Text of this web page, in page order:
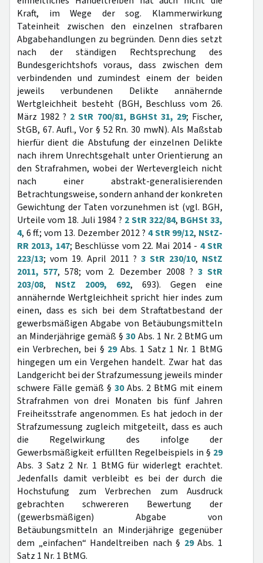
Kraft, im Wege der sog. Klammerwirkung
Tateinheit zwischen den einzelnen strafbaren
Abgabehandlungen zu begründen. Denn dies setzt
nach der ständigen Rechtsprechung des
Bundesgerichtshofs voraus, dass zwischen dem
verbindenden und zumindest einem der beiden
jeweils verbundenen Delikte annähernde
Wertgleichheit besteht (BGH, Beschluss vom 26.
März 1982 ? 2 StR 700/81, BGHSt 31, 29; Fischer,
StGB, 67. Aufl., Vor § 52 Rn. 30 mwN). Als Maßstab
hierfür dient die Abstufung der einzelnen Delikte
nach ihrem Unrechtsgehalt unter Orientierung an
den Strafrahmen, wobei der Wertevergleich nicht
nach einer abstrakt-generalisierenden
Betrachtungsweise, sondern anhand der konkreten
Gewichtung der Taten vorzunehmen ist (vgl. BGH,
Urteile vom 18. Juli 1984 ? 2 StR 322/84, BGHSt 33,
4, 6 ff.; vom 13. Dezember 2012 ? 4 StR 99/12, NStZ-
RR 2013, 147; Beschlüsse vom 22. Mai 2014 - 4 StR
223/13; vom 19. April 2011 ? 3 StR 230/10, NStZ
2011, 577, 578; vom 2. Dezember 2008 ? 3 StR
203/08, NStZ 2009, 692, 693). Gegen eine
annähernde Wertgleichheit spricht hier indes zum
einen, dass es sich bei dem Straftatbestand der
gewerbsmäßigen Abgabe von Betäubungsmitteln
an Minderjährige gemäß §30Abs. 1 Nr. 2 BtMG um
ein Verbrechen, bei § 29Abs. 1 Satz 1 Nr. 1 BtMG
hingegen um ein Vergehen handelt. Zwar hat das
Landgericht bei der Strafzumessung jeweils minder
schwere Fälle gemäß § 30Abs. 2 BtMG mit einem
Strafrahmen von drei Monaten bis fünf Jahren
Freiheitsstrafe angenommen. Es hat jedoch in der
Strafzumessung zugleich mitgeteilt, dass es auch
die Regelwirkung des infolge der
Gewerbsmäßigkeit erfüllten Regelbeispiels in § 29
Abs. 3 Satz 2 Nr. 1 BtMG für widerlegt erachtet.
Jedenfalls damit verbleibt es bei der durch die
Hochstufung zum Verbrechen zum Ausdruck
gebrachten schwereren Bewertung der
(gewerbsmäßigen) Abgabe von
Betäubungsmitteln an Minderjährige gegenüber
dem „einfachen“ Handeltreiben nach § 29Abs. 1
Satz 1 Nr. 1 BtMG.